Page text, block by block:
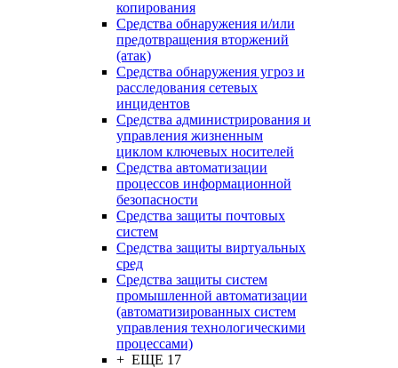
копирования
Средства обнаружения и/или
предотвращения вторжений
(атак)
Средства обнаружения угроз и
расследования сетевых
инцидентов
Средства администрирования и
управления жизненным
циклом ключевых носителей
Средства автоматизации
процессов информационной
безопасности
Средства защиты почтовых
систем
Средства защиты виртуальных
сред
Средства защиты систем
промышленной автоматизации
(автоматизированных систем
управления технологическими
процессами)
+ ЕЩЕ 17